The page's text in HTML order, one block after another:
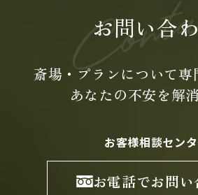
お問い合
斎場・プランについて専
あなたの不安を解
お客様相談セン
お電話でお問い